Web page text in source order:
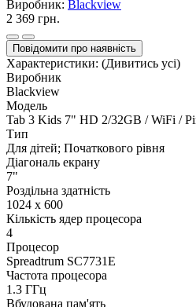
Виробник: Blackview
2 369 грн.
Повідомити про наявність
Характеристики: (Дивитись усі)
Виробник
Blackview
Модель
Tab 3 Kids 7" HD 2/32GB / WiFi /
Тип
Для дітей; Початкового рівня
Діагональ екрану
7"
Роздільна здатність
1024 х 600
Кількість ядер процесора
4
Процесор
Spreadtrum SC7731E
Частота процесора
1.3 ГГц
Вбудована пам'ять